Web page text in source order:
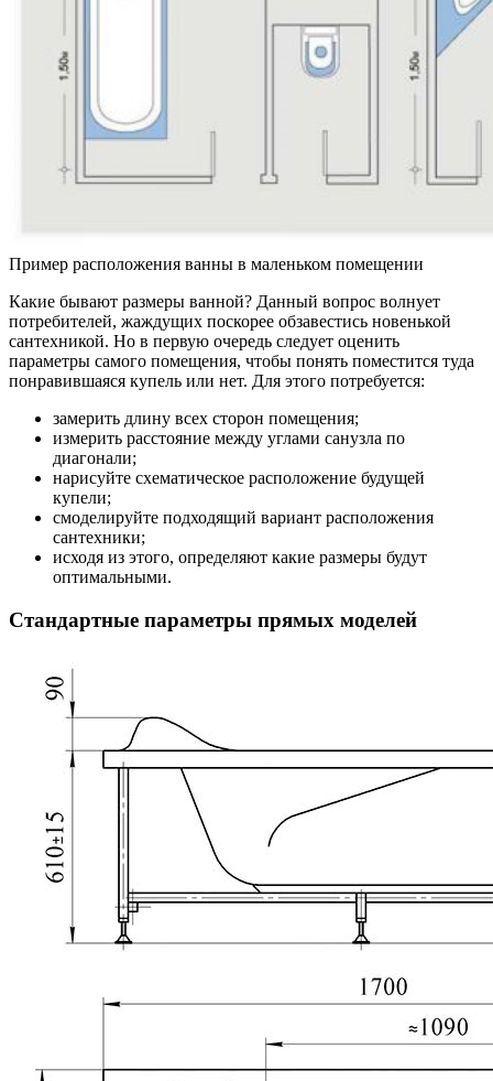
Пример расположения ванны в маленьком помещении
Какие бывают размеры ванной? Данный вопрос волнует
потребителей, жаждущих поскорее обзавестись новенькой
сантехникой. Но в первую очередь следует оценить
параметры самого помещения, чтобы понять поместится туда
понравившаяся купель или нет. Для этого потребуется:
замерить длину всех сторон помещения;
измерить расстояние между углами санузла по
диагонали;
нарисуйте схематическое расположение будущей
купели;
смоделируйте подходящий вариант расположения
сантехники;
исходя из этого, определяют какие размеры будут
оптимальными.
Стандартные параметры прямых моделей